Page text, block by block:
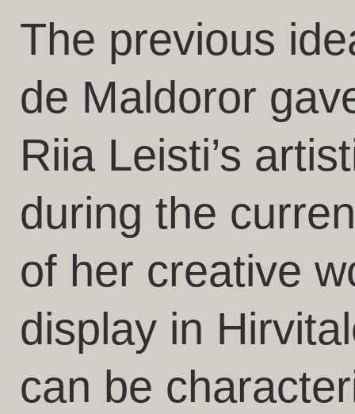
The previous
de Maldoror
Riia Leisti’s
during the
of her creative
display in
can be